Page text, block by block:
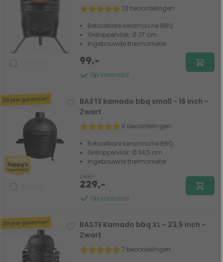
23 beoordelingen
Betaalbare keramische BBQ
Grilloppervlak: Ø 27 cm
Ingebouwde thermometer
Op voorraad
99,-
20 jaar garantie!*
BASTE kamado bbq small - 16 inch -
Zwart
9 beoordelingen
Betaalbare keramische BBQ
Grilloppervlak: Ø 34,5 cm
Ingebouwde thermometer
Op voorraad
249,-
229,-
20 jaar garantie!*
BASTE Kamado bbq XL - 23,5 inch -
Zwart
7 beoordelingen